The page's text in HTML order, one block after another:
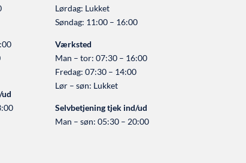
Lørdag: Lukket
Søndag: 11:00 – 16:00
Værksted
Man – tor: 07:30 – 16:00
Fredag: 07:30 – 14:00
Lør – søn: Lukket
Selvbetjening tjek ind/ud
Man – søn: 05:30 – 20:00